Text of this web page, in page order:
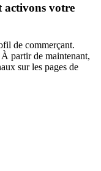
activons votre
de commerçant.
partir de maintenant,
sur les pages de